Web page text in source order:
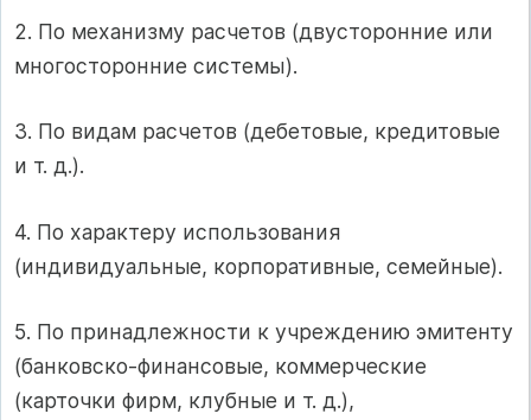
2. По механизму расчетов (двусторонние или
многосторонние системы).
3. По видам расчетов (дебетовые, кредитовые
и т. д.).
4. По характеру использования
(индивидуальные, корпоративные, семейные).
5. По принадлежности к учреждению эмитенту
(банковско-финансовые, коммерческие
(карточки фирм, клубные и т. д.),